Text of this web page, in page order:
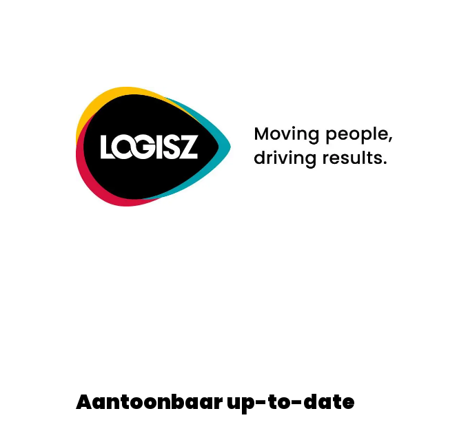
Aantoonbaar up-to-date